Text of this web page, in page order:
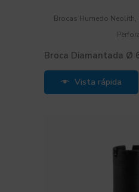
Brocas Humedo Neolith,
Broca Diamantada Ø
Vista rápida